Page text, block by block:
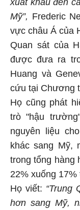
xuất khẩu đến
Mỹ”, Frederic
vực châu Á của
Quan sát của
được đưa ra
Huang và
cứu tại Chương
Họ cũng phát
trò "hậu
nguyên liệu
khác sang Mỹ,
trong tổng hàng
22% xuống
Họ viết: “Trung
hơn sang Mỹ,